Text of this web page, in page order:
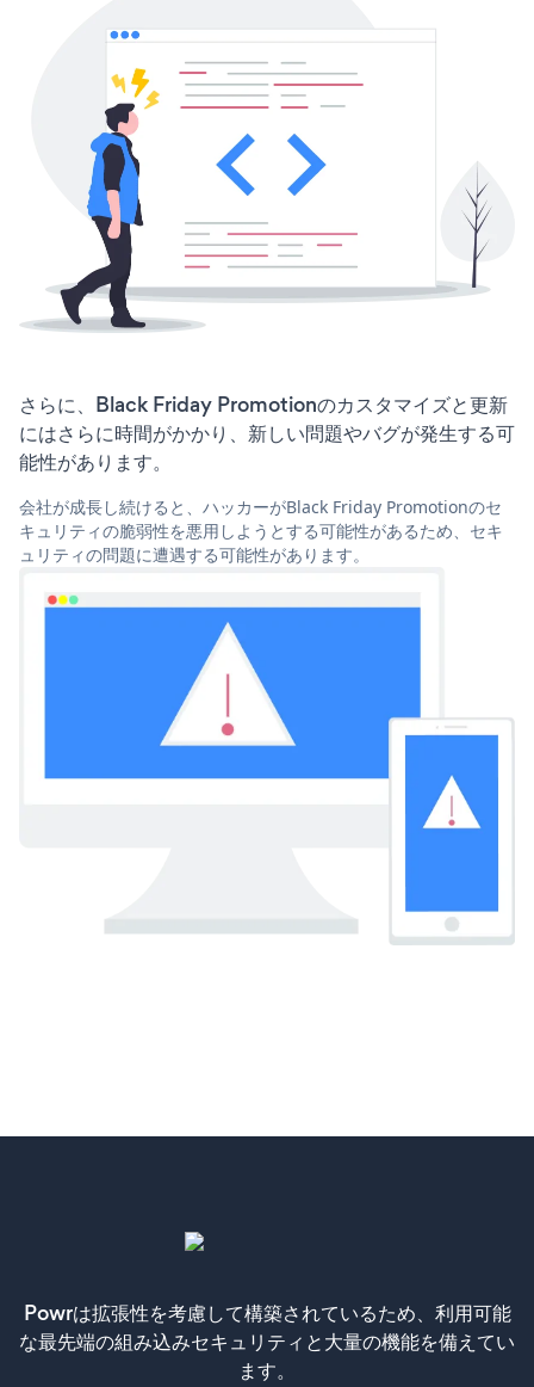
さらに、Black Friday Promotionのカスタマイズと更新
にはさらに時間がかかり、新しい問題やバグが発生する可
能性があります。
会社が成長し続けると、ハッカーがBlack Friday Promotionのセ
キュリティの脆弱性を悪用しようとする可能性があるため、セキ
ュリティの問題に遭遇する可能性があります。
Powrは拡張性を考慮して構築されているため、利用可能
な最先端の組み込みセキュリティと大量の機能を備えてい
ます。